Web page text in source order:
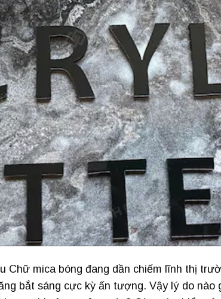
Chữ mica bóng đang dần chiếm lĩnh thị
bắt sáng cực kỳ ấn tượng. Vậy lý do nào